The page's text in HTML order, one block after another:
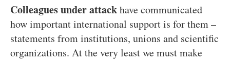
Colleagues under attackhave communicated
how important international support is for them –
statements from institutions, unions and scientific
organizations. At the very least we must make